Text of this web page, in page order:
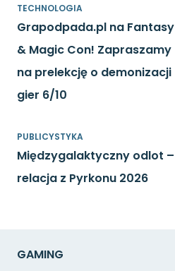
TECHNOLOGIA
Grapodpada.pl na Fantasy
& Magic Con! Zapraszamy
na prelekcję o demonizacji
gier 6/10
PUBLICYSTYKA
Międzygalaktyczny odlot –
relacja z Pyrkonu 2026
GAMING